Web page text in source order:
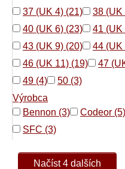
37 (UK 4) (21)
38 (UK
40 (UK 6) (23)
41 (UK
43 (UK 9) (20)
44 (UK
46 (UK 11) (19)
47
49 (4)
50 (3)
Výrobca
Bennon (3)
Codeor (5)
SFC (3)
Načíst 4 dalších